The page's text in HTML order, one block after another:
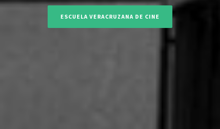
ESCUELA VERACRUZANA DE CINE